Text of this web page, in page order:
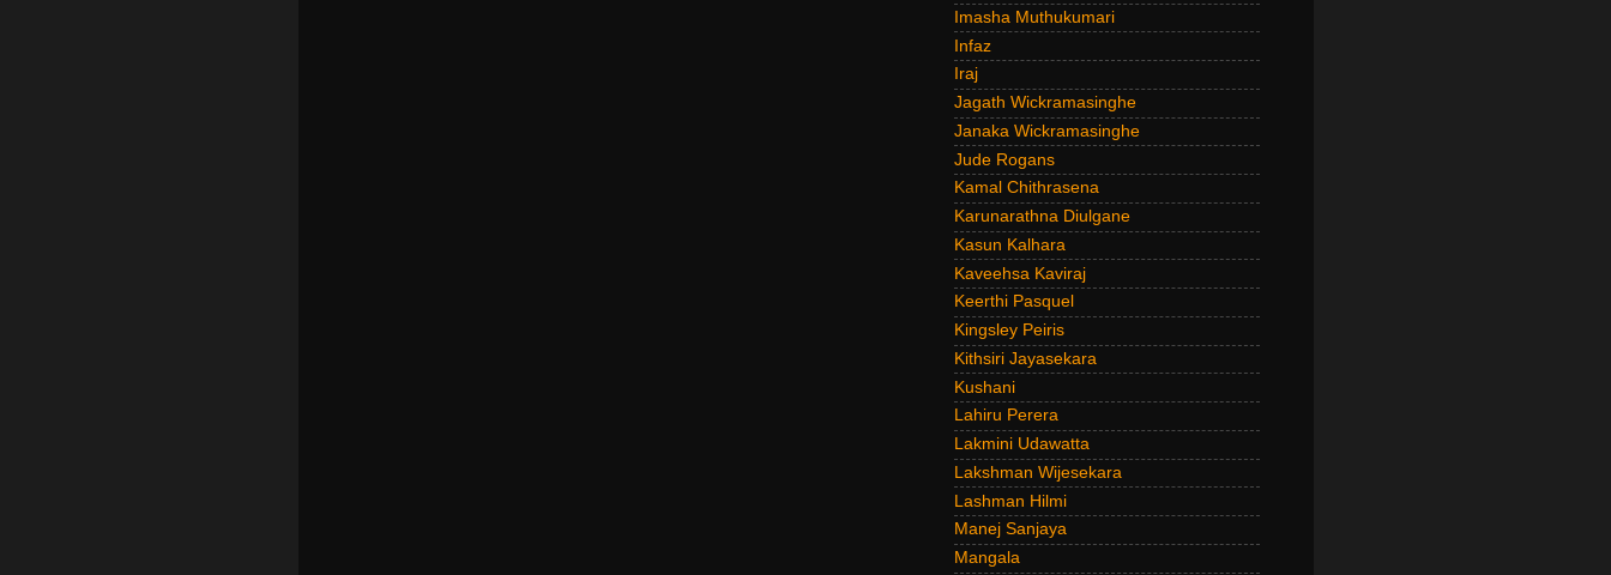
Imasha Muthukumari
Infaz
Iraj
Jagath Wickramasinghe
Janaka Wickramasinghe
Jude Rogans
Kamal Chithrasena
Karunarathna Diulgane
Kasun Kalhara
Kaveehsa Kaviraj
Keerthi Pasquel
Kingsley Peiris
Kithsiri Jayasekara
Kushani
Lahiru Perera
Lakmini Udawatta
Lakshman Wijesekara
Lashman Hilmi
Manej Sanjaya
Mangala